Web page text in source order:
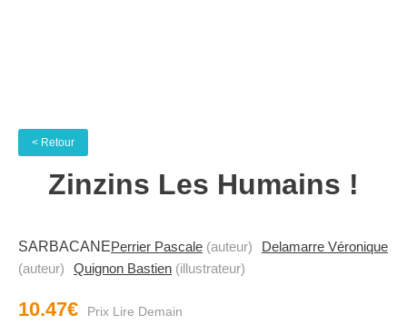
< Retour
Zinzins Les Humains !
SARBACANEPerrier Pascale (auteur)
Delamarre Véronique
(auteur)
Quignon Bastien (illustrateur)
10.47€